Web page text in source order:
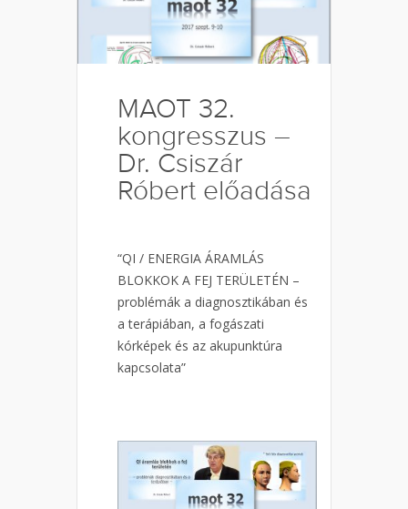
MAOT 32.
kongresszus –
Dr. Csiszár
Róbert előadása
“QI / ENERGIA ÁRAMLÁS
BLOKKOK A FEJ TERÜLETÉN –
problémák a diagnosztikában és
a terápiában, a fogászati
kórképek és az akupunktúra
kapcsolata”